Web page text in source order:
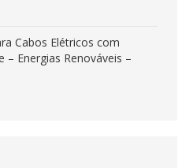
Cabos Elétricos com
– Energias Renováveis –